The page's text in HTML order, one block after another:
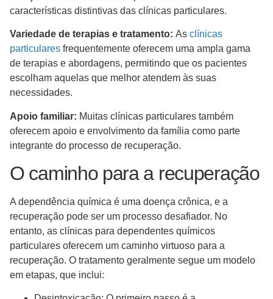
características distintivas das clínicas particulares.
Variedade de terapias e tratamento: As clínicas
particulares frequentemente oferecem uma ampla gama
de terapias e abordagens, permitindo que os pacientes
escolham aquelas que melhor atendem às suas
necessidades.
Apoio familiar: Muitas clínicas particulares também
oferecem apoio e envolvimento da família como parte
integrante do processo de recuperação.
O caminho para a recuperação
A dependência química é uma doença crônica, e a
recuperação pode ser um processo desafiador. No
entanto, as clínicas para dependentes químicos
particulares oferecem um caminho virtuoso para a
recuperação. O tratamento geralmente segue um modelo
em etapas, que inclui: